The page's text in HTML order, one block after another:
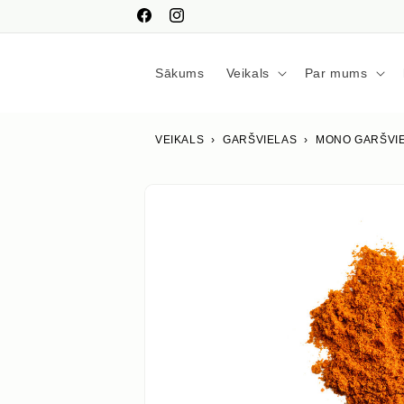
saturu
FacebookInstagram
Sākums Veikals Par mums
VEIKALS › GARŠVIELAS › MONO